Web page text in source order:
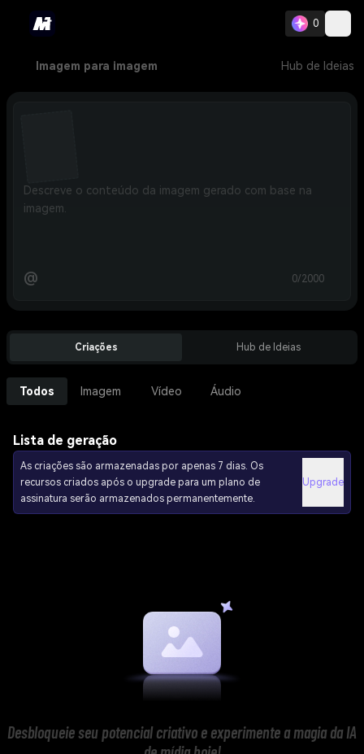
0
Imagem para imagem Hub de Ideias
@ 0/2000
Criações Hub de Ideias
Todos Imagem Vídeo Áudio
Lista de geração
As criações são armazenadas por apenas 7 dias. Os
recursos criados após o upgrade para um plano de
assinatura serão armazenados permanentemente.
Upgrade
Desbloqueie seu potencial criativo e experimente a magia da IA